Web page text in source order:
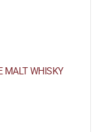
MALT WHISKY